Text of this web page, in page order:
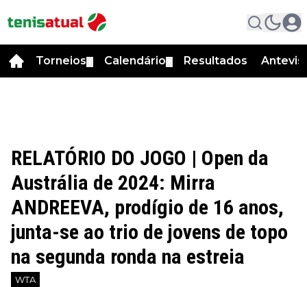
Torneios Calendário Resultados
RELATÓRIO DO JOGO | Open da
Austrália de 2024: Mirra
ANDREEVA, prodígio de 16 anos,
junta-se ao trio de jovens de topo
na segunda ronda na estreia
WTA